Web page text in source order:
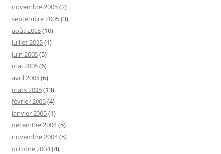
novembre 2005(2)
septembre 2005(3)
août 2005(10)
juillet 2005(1)
juin 2005(5)
mai 2005(6)
avril 2005(6)
mars 2005(13)
février 2005(4)
janvier 2005(1)
décembre 2004(5)
novembre 2004(5)
octobre 2004(4)